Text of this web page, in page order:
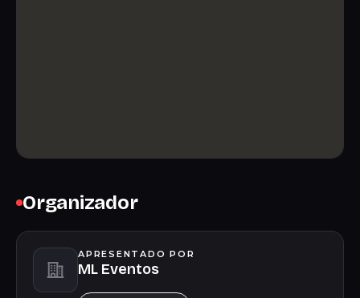
Organizador
APRESENTADO POR
ML Eventos